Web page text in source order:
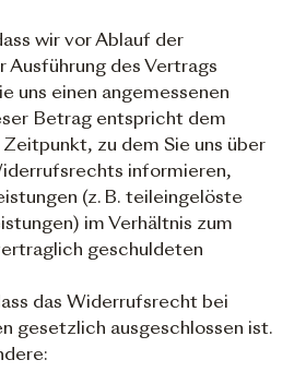
wir vor Ablauf der
des Vertrags
uns einen angemessenen
Betrag entspricht dem
zu dem Sie uns über
informieren,
(z. B. teileingelöste
im Verhältnis zum
geschuldeten
das Widerrufsrecht bei
gesetzlich ausgeschlossen ist.